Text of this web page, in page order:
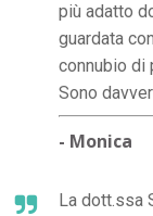
più adatto
guardata
connubio di
Sono
- Monica
La dott.ssa